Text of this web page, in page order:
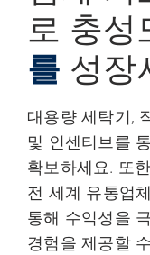
로 충성
를 성장
대용량 세탁기,
및 인센티브를
확보하세요. 또
전 세계 유통업
통해 수익성을
경험을 제공할